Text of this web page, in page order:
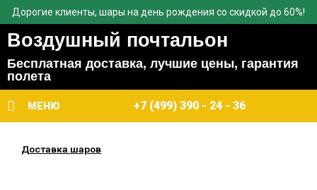
Дорогие клиенты, шары на день рождения со скидкой до 60%!
Воздушный почтальон
Бесплатная доставка, лучшие цены, гарантия
полета
МЕНЮ +7 (499) 390 - 24 - 36
Доставка шаров